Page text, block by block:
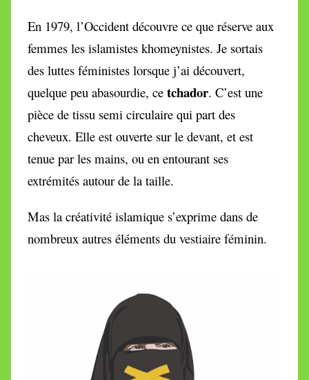
En 1979, l’Occident découvre ce que réserve aux
femmes les islamistes khomeynistes. Je sortais
des luttes féministes lorsque j’ai découvert,
quelque peu abasourdie, ce tchador. C’est une
pièce de tissu semi circulaire qui part des
cheveux. Elle est ouverte sur le devant, et est
tenue par les mains, ou en entourant ses
extrémités autour de la taille.
Mas la créativité islamique s’exprime dans de
nombreux autres éléments du vestiaire féminin.